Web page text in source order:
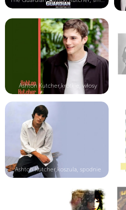
Ashton Kutcher,krótkie, włosy
Ashton Kutcher,koszula, spodnie